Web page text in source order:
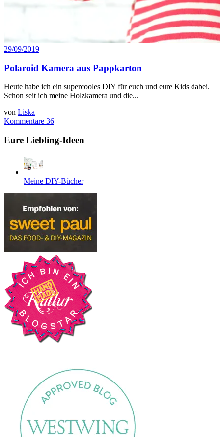
29/09/2019
Polaroid Kamera aus Pappkarton
Heute habe ich ein supercooles DIY für euch und eure Kids dabei.
Schon seit ich meine Holzkamera und die...
von Liska
Kommentare 36
Eure Liebling-Ideen
Meine DIY-Bücher